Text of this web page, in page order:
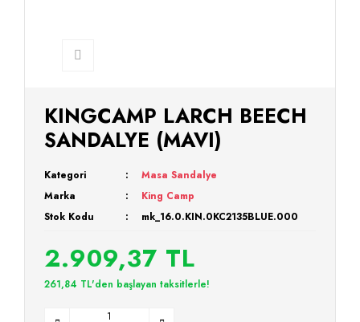
KINGCAMP LARCH BEECH
SANDALYE (MAVI)
Kategori
Masa Sandalye
Marka
King Camp
Stok Kodu
mk_16.0.KIN.0KC2135BLUE.000
2.909,37 TL
261,84 TL'den başlayan taksitlerle!